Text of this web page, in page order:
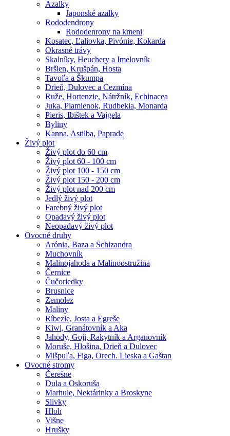
Azalky
Japonské azalky
Rododendrony
Rododenrony na kmeni
Kosatec, Ľaliovka, Pivónie, Kokarda
Okrasné trávy
Skalníky, Heuchery a Imelovník
Bršlen, Krušpán, Hosta
Tavoľa a Škumpa
Drieň, Dulovec a Cezmína
Ruže, Hortenzie, Nátržník, Echinacea
Juka, Plamienok, Rudbekia, Monarda
Pieris, Ibištek a Vajgela
Byliny
Kanna, Astilba, Paprade
Živý plot
Živý plot do 60 cm
Živý plot 60 - 100 cm
Živý plot 100 - 150 cm
Živý plot 150 - 200 cm
Živý plot nad 200 cm
Jedlý živý plot
Farebný živý plot
Opadavý živý plot
Neopadavý živý plot
Ovocné druhy
Arónia, Baza a Schizandra
Muchovník
Malinojahoda a Malinoostružina
Černice
Čučoriedky
Brusnice
Zemolez
Maliny
Ríbezle, Josta a Egreše
Kiwi, Granátovník a Aka
Jahody, Goji, Rakytník a Arganovník
Moruše, Hlošina, Drieň a Dulovec
Mišpuľa, Figa, Orech. Lieska a Gaštan
Ovocné stromy
Čerešne
Dula a Oskoruša
Marhule, Nektárinky a Broskyne
Slivky
Hloh
Višne
Hrušky